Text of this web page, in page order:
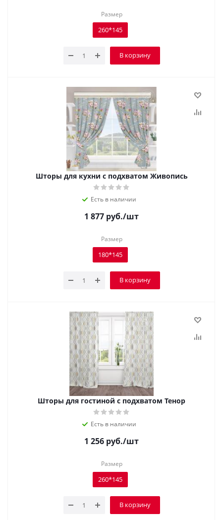
Размер
260*145
В корзину
Шторы для кухни с подхватом Живопись
Есть в наличии
1 877 руб./шт
Размер
180*145
В корзину
Шторы для гостиной с подхватом Тенор
Есть в наличии
1 256 руб./шт
Размер
260*145
В корзину